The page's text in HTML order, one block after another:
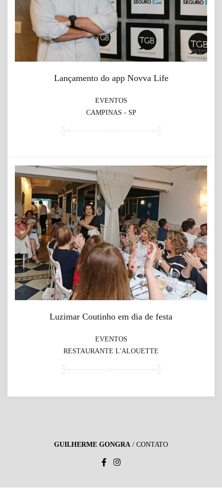
Lançamento do app Novva Life
EVENTOS
CAMPINAS - SP
Luzimar Coutinho em dia de festa
EVENTOS
RESTAURANTE L'ALOUETTE
GUILHERME GONGRA / CONTATO